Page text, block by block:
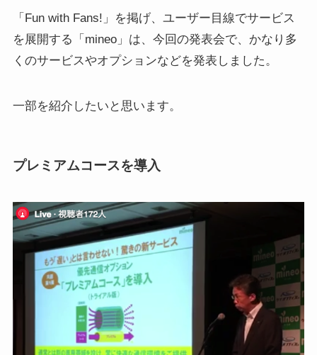
「Fun with Fans!」を掲げ、ユーザー目線でサービス
を展開する「mineo」は、今回の発表会で、かなり多
くのサービスやオプションなどを発表しました。
一部を紹介したいと思います。
プレミアムコースを導入